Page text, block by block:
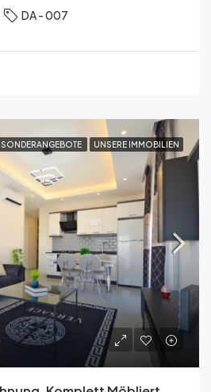
DA - 007
SONDERANGEBOTE UNSERE IMMOBILIEN